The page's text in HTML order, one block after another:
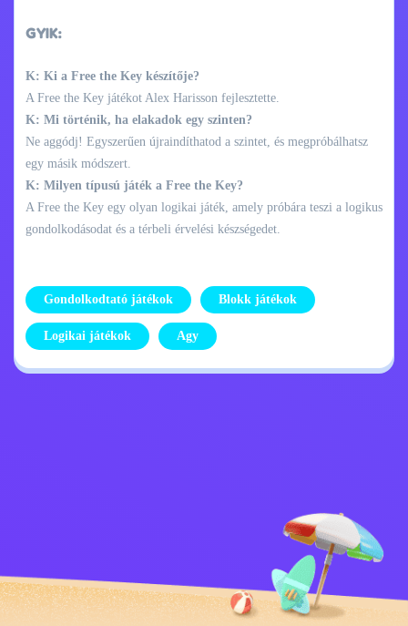
GYIK:
K: Ki a Free the Key készítője?
A Free the Key játékot Alex Harisson fejlesztette.
K: Mi történik, ha elakadok egy szinten?
Ne aggódj! Egyszerűen újraindíthatod a szintet, és megpróbálhatsz
egy másik módszert.
K: Milyen típusú játék a Free the Key?
A Free the Key egy olyan logikai játék, amely próbára teszi a logikus
gondolkodásodat és a térbeli érvelési készségedet.
Gondolkodtató játékok Blokk játékok
Logikai játékok Agy